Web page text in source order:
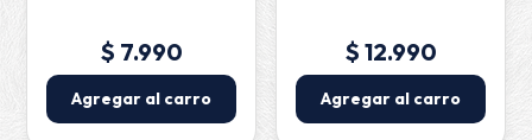
$ 7.990
Agregar al carro
$ 12.990
Agregar al carro